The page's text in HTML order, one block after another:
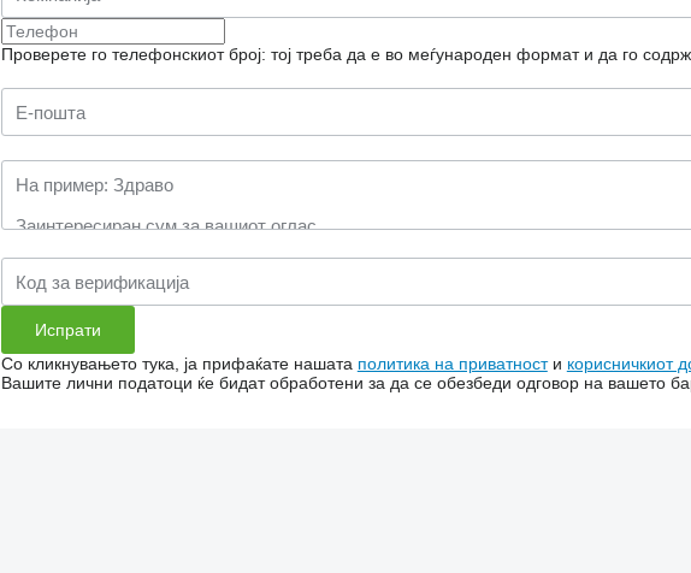
Проверете го телефонскиот број: тој треба да е во меѓународен формат и да го
Со кликнувањето тука, ја прифаќате нашата политика на приватности корисничкиот
Вашите лични податоци ќе бидат обработени за да се обезбеди одговор на вашето